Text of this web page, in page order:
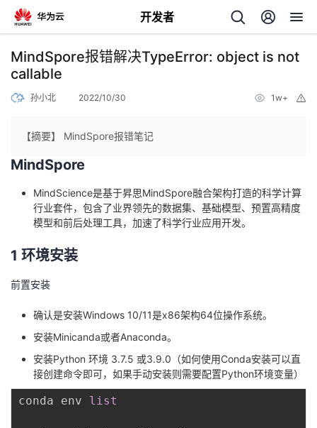
开发者
返
回
个
者
我
MindSpore报错解决TypeError: object is not
callable
孙小北 2022/10/30 1w+
【摘要】 MindSpore报错笔记
MindSpore
MindScience是基于昇思MindSpore融合架构打造的科学计算
行业套件，包含了业界领先的数据集、基础模型、预置高精度
模型和前后处理工具，加速了科学行业应用开发。
1 环境安装
前置安装
确认是安装Windows 10/11是x86架构64位操作系统。
安装Minicanda或者Anaconda。
安装Python 环境 3.7.5 或3.9.0（如何使用Conda安装可以直
接创建命令即可，如果手动安装则需要配置Python环境变量）
conda env list